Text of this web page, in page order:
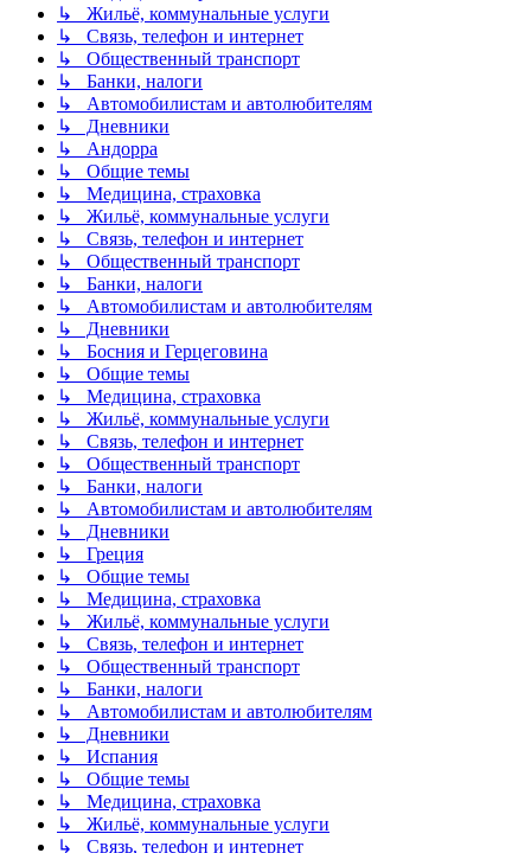
↳ Жильё, коммунальные услуги
↳ Связь, телефон и интернет
↳ Общественный транспорт
↳ Банки, налоги
↳ Автомобилистам и автолюбителям
↳ Дневники
↳ Андорра
↳ Общие темы
↳ Медицина, страховка
↳ Жильё, коммунальные услуги
↳ Связь, телефон и интернет
↳ Общественный транспорт
↳ Банки, налоги
↳ Автомобилистам и автолюбителям
↳ Дневники
↳ Босния и Герцеговина
↳ Общие темы
↳ Медицина, страховка
↳ Жильё, коммунальные услуги
↳ Связь, телефон и интернет
↳ Общественный транспорт
↳ Банки, налоги
↳ Автомобилистам и автолюбителям
↳ Дневники
↳ Греция
↳ Общие темы
↳ Медицина, страховка
↳ Жильё, коммунальные услуги
↳ Связь, телефон и интернет
↳ Общественный транспорт
↳ Банки, налоги
↳ Автомобилистам и автолюбителям
↳ Дневники
↳ Испания
↳ Общие темы
↳ Медицина, страховка
↳ Жильё, коммунальные услуги
↳ Связь, телефон и интернет